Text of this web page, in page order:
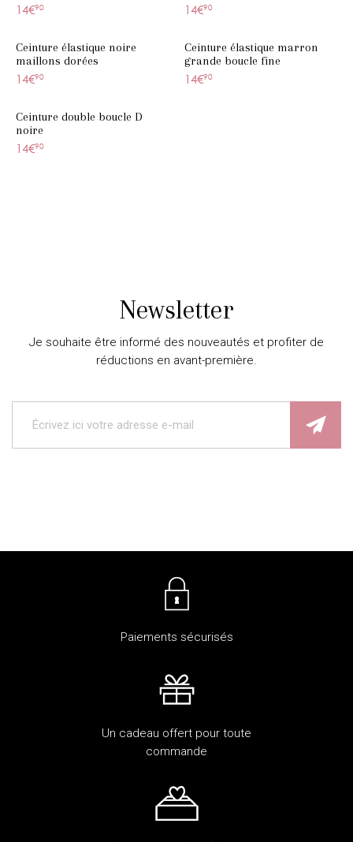
14€90
14€90
Ceinture élastique noire
maillons dorées
14€90
Ceinture élastique marron
grande boucle fine
14€90
Ceinture double boucle D
noire
14€90
Newsletter
Je souhaite être informé des nouveautés et profiter de
réductions en avant-première.
Paiements sécurisés
Un cadeau offert pour toute
commande